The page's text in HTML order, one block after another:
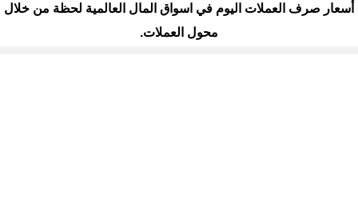
أسعار صرف العملات اليوم في اسواق المال العالمية لحظة من خلال
محول العملات.